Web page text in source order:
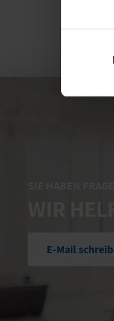
WIR
E-Mail